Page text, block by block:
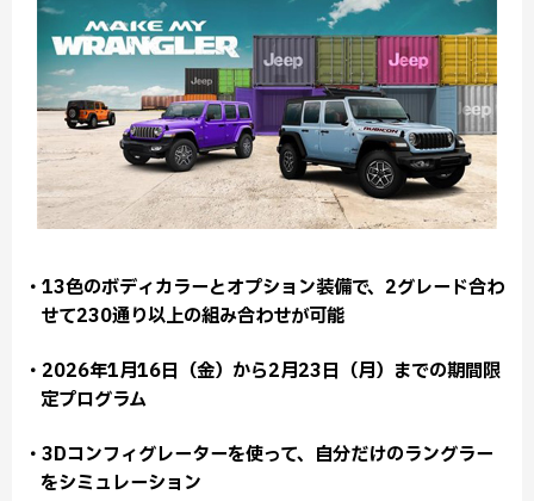
・13色のボディカラーとオプション装備で、2グレード合わ
せて230通り以上の組み合わせが可能
・2026年1月16日（金）から2月23日（月）までの期間限
定プログラム
・3Dコンフィグレーターを使って、自分だけのラングラー
をシミュレーション